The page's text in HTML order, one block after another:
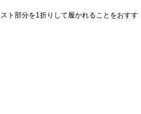
ト部分を1折りして履かれることをおすす